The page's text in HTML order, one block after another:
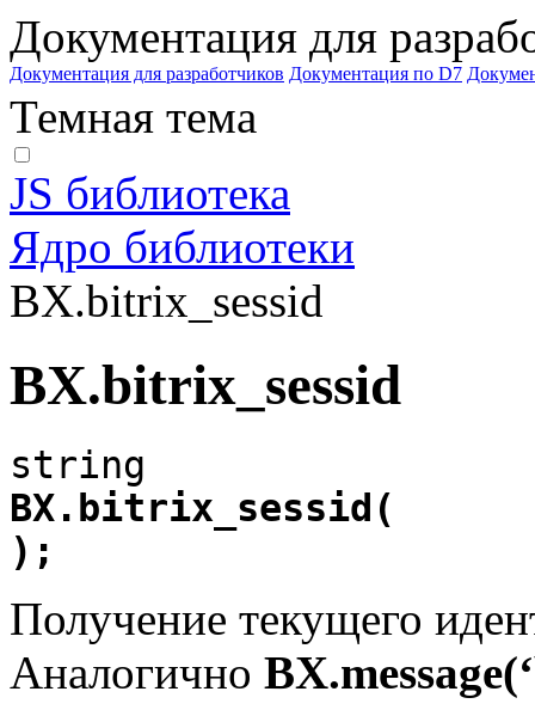
Документация для
Документация для разработчиков Документация по D7
Темная тема
JS библиотека
Ядро библиотеки
BX.bitrix_sessid
BX.bitrix_sessid
BX.bitrix_sessid(
);
Получение текущего
Аналогично